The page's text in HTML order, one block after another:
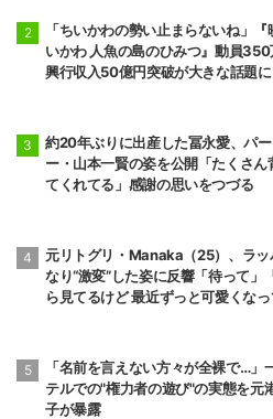
「ちいかわの勢い止まらないね」『
いかわ 人魚の島のひみつ』動員350
興行収入50億円突破が大きな話題に
約20年ぶりに出産した冨永愛、パ
ー・山本一賢の姿を公開「たくさん
てくれてる」感謝の思いをつづる
元リトグリ・Manaka（25）、ラッ
なり“激変”した姿に反響「待って」
ら見てるけど 最近ずっと可愛くなっ
「名前を言えない方々が全裸で…」
テルでの"権力者の遊び"の実態を元
子が暴露